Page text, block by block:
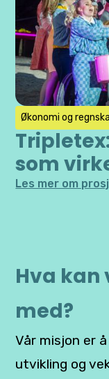
Økonomi og
som
Les mer om
Hva kan
med?
Vår misjon er
utvikling og